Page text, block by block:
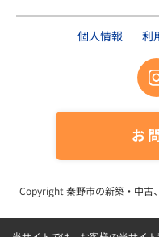
個人情報 利
お
Copyright 秦野市の新築・中古